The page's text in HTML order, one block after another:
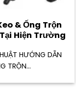
& Ống Trộn
Hiện Trường
HƯỚNG DẪN
TRỘN...